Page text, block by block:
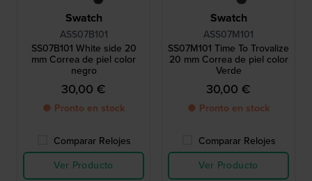
Swatch
ASS07B101
SS07B101 White side 20
mm Correa de piel color
negro
30,00 €
● Pronto en stock
Comparar Relojes
Ver Producto
Swatch
ASS07M101
SS07M101 Time To Trovalize
20 mm Correa de piel color
Verde
30,00 €
● Pronto en stock
Comparar Relojes
Ver Producto